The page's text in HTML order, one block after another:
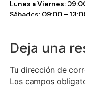
Lunes a Viernes:
Sábados: 09:00 –
Deja una
Tu dirección de
Los campos